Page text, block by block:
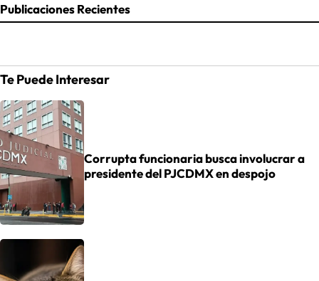
Publicaciones Recientes
Te Puede Interesar
Corrupta funcionaria busca involucrar a
presidente del PJCDMX en despojo